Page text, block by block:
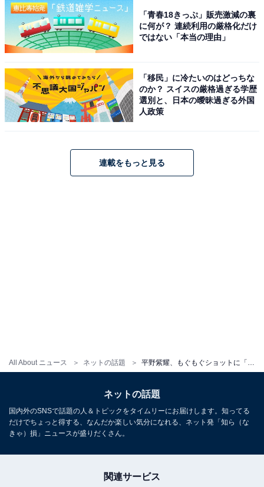
All About ニュース ネットの話題
「青春18きっぷ」販売激減の裏
に何が？ 連続利用の厳格化だけ
ではない「本当の理由」
「移民」に冷たいのはどっちな
のか？ スイスの厳格過ぎる学歴
選別と、日本の曖昧過ぎる外国
人政策
連載をもっと見る
ネットの話題
国内外のSNSで話題の人＆トピックをタイムリーにお届けします。知ってる
だけでちょっと得する、なんだか楽しい気分になれる、ネット発「知ら（な
きゃ）損」ニュースが盛りだくさん。
関連サービス